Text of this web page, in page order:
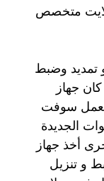
متخصص
تمديد وضبط
جهاز
سوفت
الجديدة
أخذ جهاز
و تنزيل